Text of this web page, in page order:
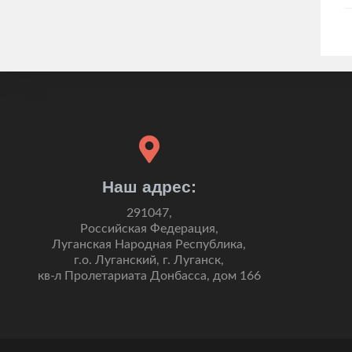
Наш адрес:
291047,
Российская Федерация,
Луганская Народная Республика,
г.о. Луганский, г. Луганск,
кв-л Пролетариата Донбасса, дом 166